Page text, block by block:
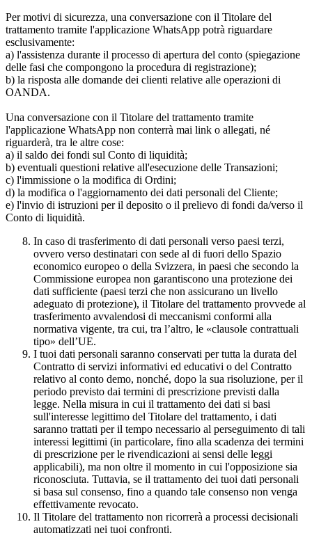
Per motivi di sicurezza, una conversazione con il Titolare del
trattamento tramite l'applicazione WhatsApp potrà riguardare
esclusivamente:
a) l'assistenza durante il processo di apertura del conto (spiegazione
delle fasi che compongono la procedura di registrazione);
b) la risposta alle domande dei clienti relative alle operazioni di
OANDA.
Una conversazione con il Titolare del trattamento tramite
l'applicazione WhatsApp non conterrà mai link o allegati, né
riguarderà, tra le altre cose:
a) il saldo dei fondi sul Conto di liquidità;
b) eventuali questioni relative all'esecuzione delle Transazioni;
c) l'immissione o la modifica di Ordini;
d) la modifica o l'aggiornamento dei dati personali del Cliente;
e) l'invio di istruzioni per il deposito o il prelievo di fondi da/verso il
Conto di liquidità.
In caso di trasferimento di dati personali verso paesi terzi,
ovvero verso destinatari con sede al di fuori dello Spazio
economico europeo o della Svizzera, in paesi che secondo la
Commissione europea non garantiscono una protezione dei
dati sufficiente (paesi terzi che non assicurano un livello
adeguato di protezione), il Titolare del trattamento provvede al
trasferimento avvalendosi di meccanismi conformi alla
normativa vigente, tra cui, tra l’altro, le «clausole contrattuali
tipo» dell’UE.
I tuoi dati personali saranno conservati per tutta la durata del
Contratto di servizi informativi ed educativi o del Contratto
relativo al conto demo, nonché, dopo la sua risoluzione, per il
periodo previsto dai termini di prescrizione previsti dalla
legge. Nella misura in cui il trattamento dei dati si basi
sull'interesse legittimo del Titolare del trattamento, i dati
saranno trattati per il tempo necessario al perseguimento di tali
interessi legittimi (in particolare, fino alla scadenza dei termini
di prescrizione per le rivendicazioni ai sensi delle leggi
applicabili), ma non oltre il momento in cui l'opposizione sia
riconosciuta. Tuttavia, se il trattamento dei tuoi dati personali
si basa sul consenso, fino a quando tale consenso non venga
effettivamente revocato.
Il Titolare del trattamento non ricorrerà a processi decisionali
automatizzati nei tuoi confronti.